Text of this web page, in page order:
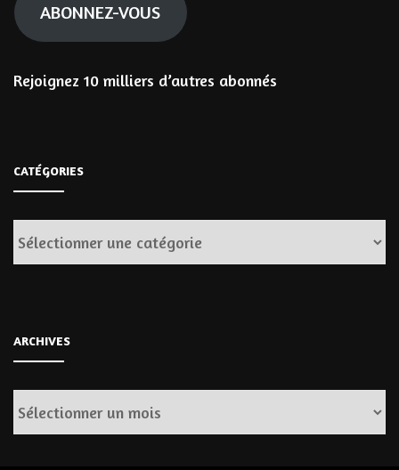
ABONNEZ-VOUS
Rejoignez 10 milliers d’autres abonnés
CATÉGORIES
Catégories
ARCHIVES
Archives